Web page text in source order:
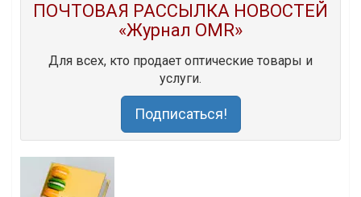
ПОЧТОВАЯ РАССЫЛКА НОВОСТЕЙ
«Журнал OMR»
Для всех, кто продает оптические товары и
услуги.
Подписаться!